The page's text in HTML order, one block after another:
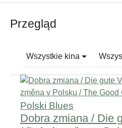
Przegląd
Wszystkie kina
Polski Blues
Dobra zmiana / Die